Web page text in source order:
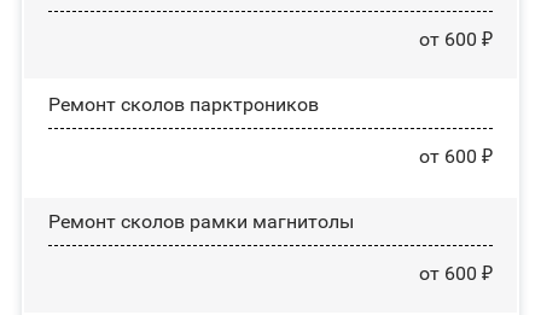
от 600 ₽
Ремонт сколов парктроников
от 600 ₽
Ремонт сколов рамки магнитолы
от 600 ₽